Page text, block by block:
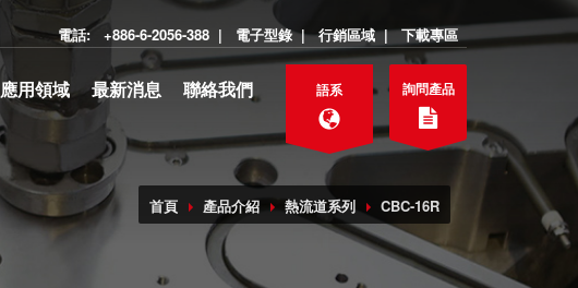
電話: +886-6-2056-388 | 電子型錄 | 行銷區域 | 下載專區
詢問產品
語系
應用領域 最新消息 聯絡我們
首頁 產品介紹 熱流道系列 CBC-16R